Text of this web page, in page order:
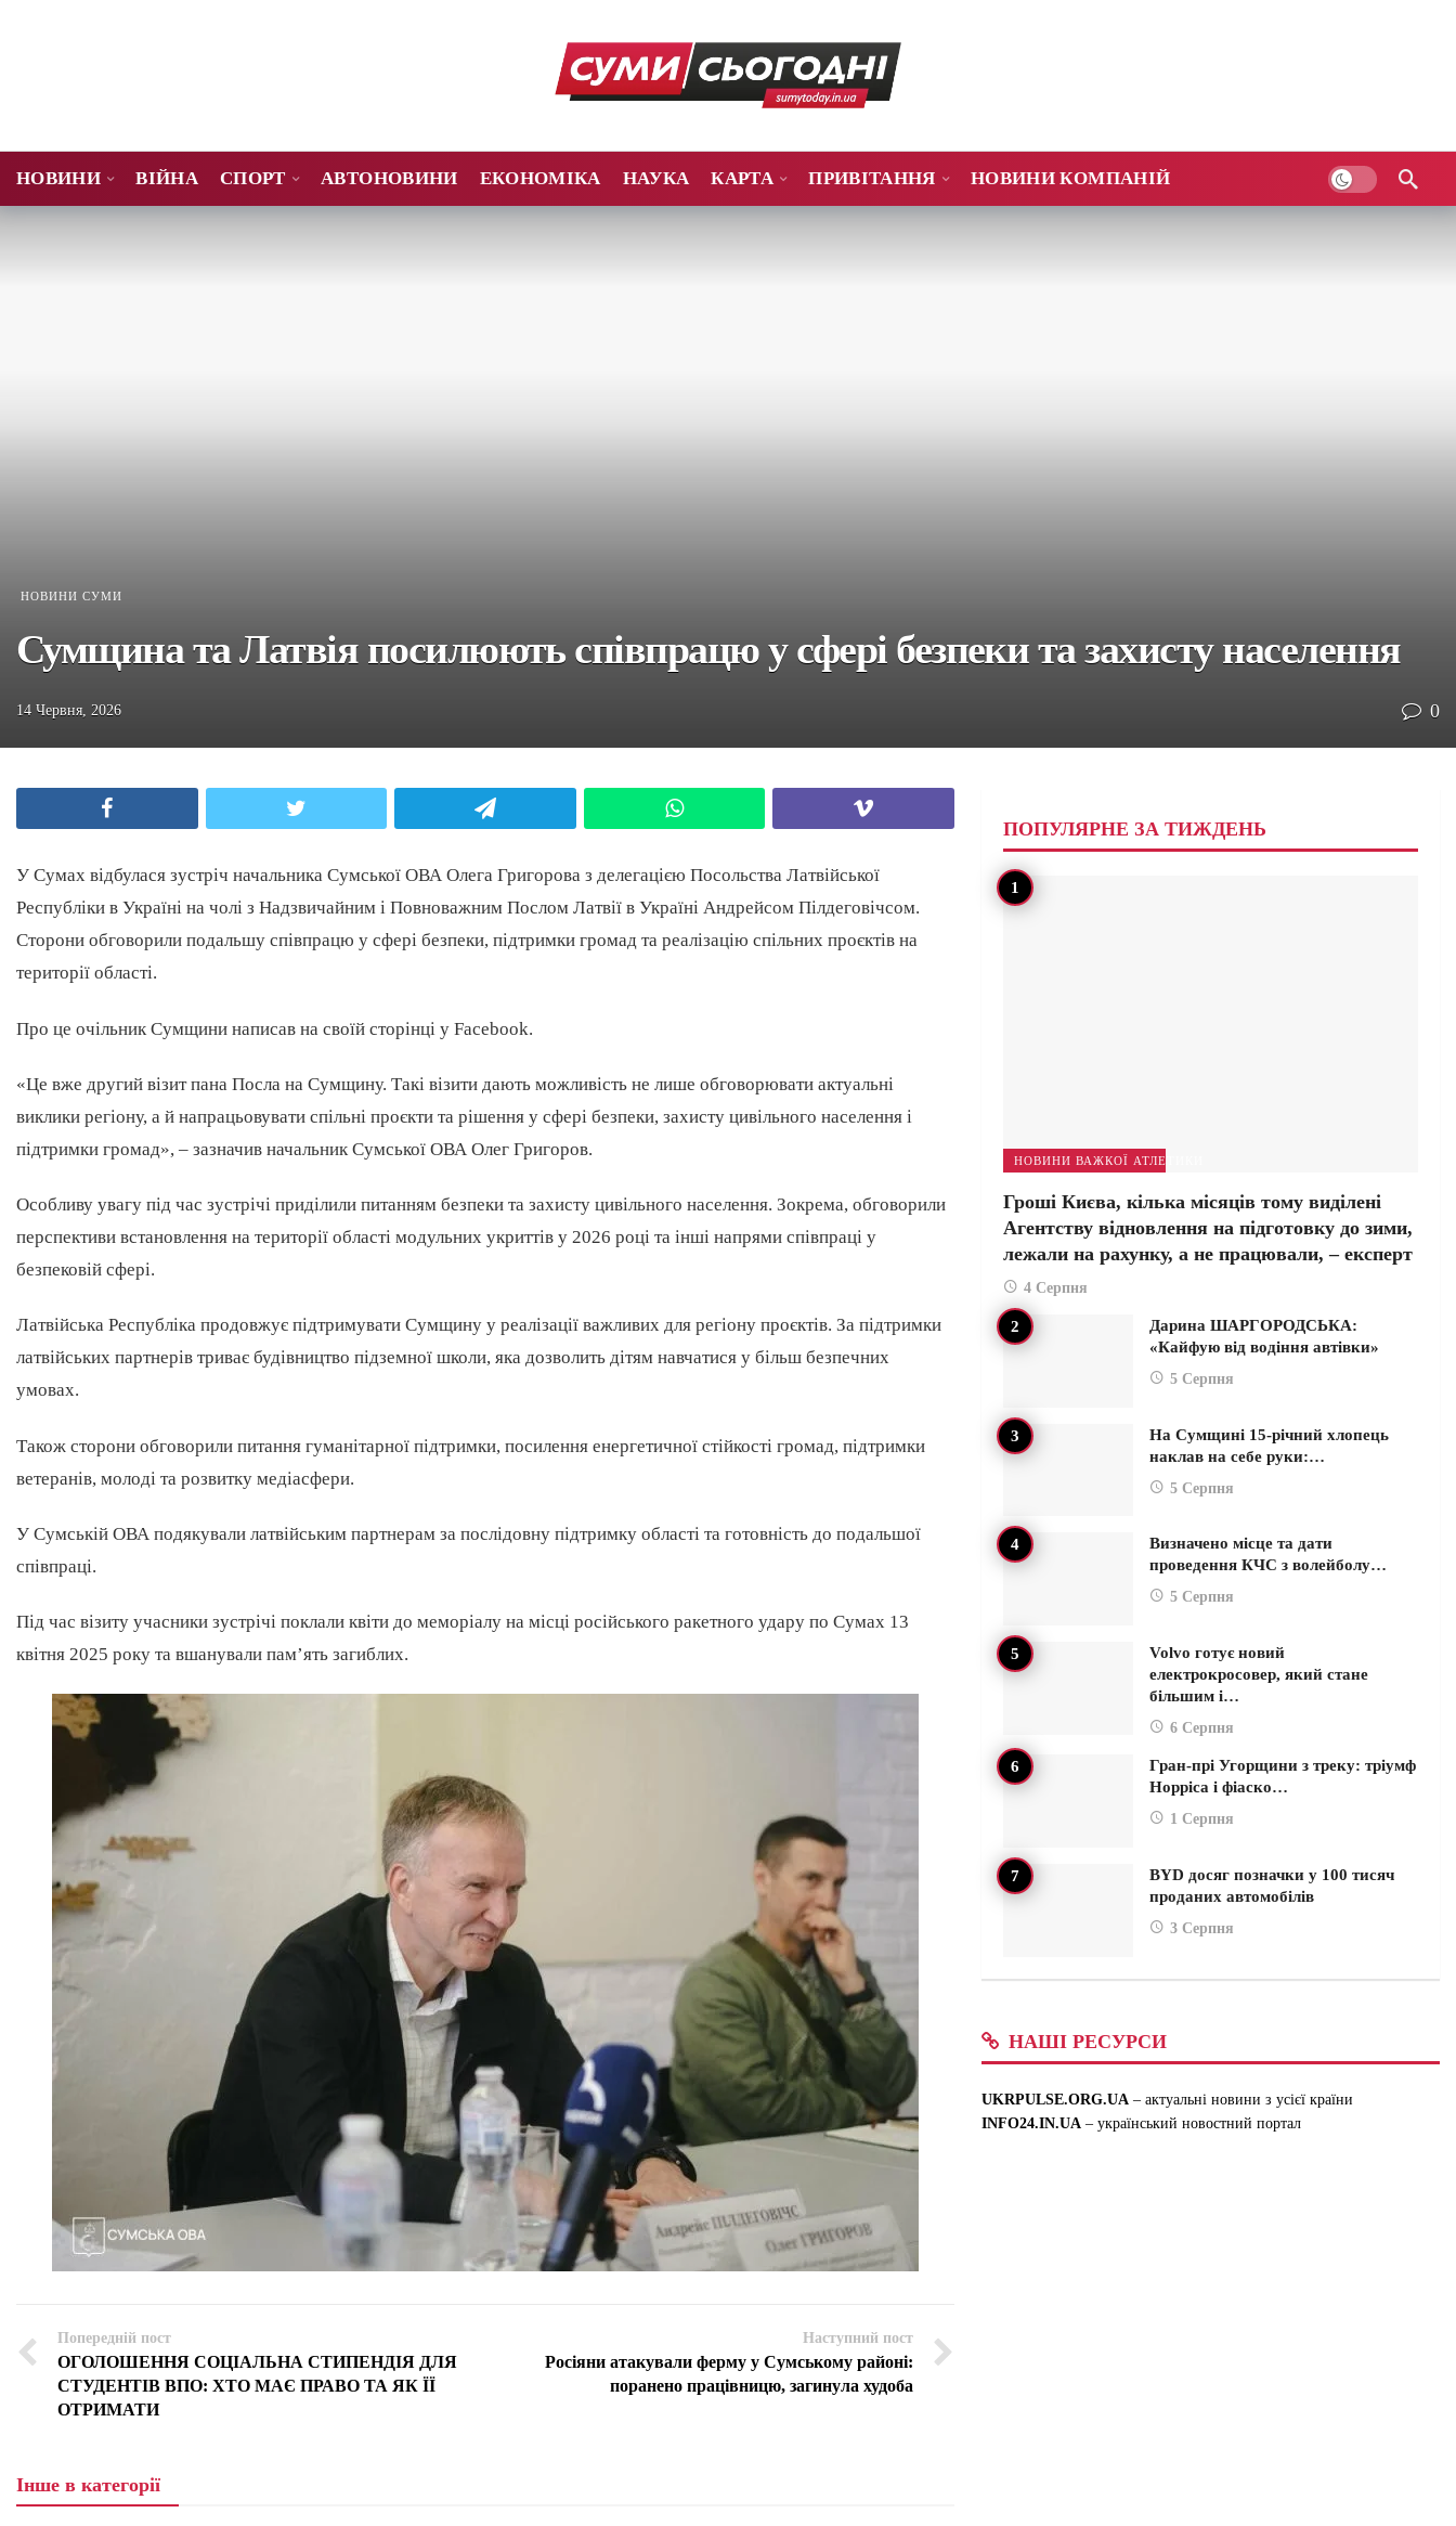
НОВИНИ ВІЙНА СПОРТ АВТОНОВИНИ ЕКОНОМІКА НАУКА КАРТА ПРИВІТАННЯ НОВИНИ КОМПАНІЙ
НОВИНИ СУМИ
Сумщина та Латвія посилюють співпрацю у сфері безпеки та захисту населення
14 Червня, 2026 0
У Сумах відбулася зустріч начальника Сумської ОВА Олега Григорова з делегацією Посольства Латвійської
Республіки в Україні на чолі з Надзвичайним і Повноважним Послом Латвії в Україні Андрейсом Пілдеговічсом.
Сторони обговорили подальшу співпрацю у сфері безпеки, підтримки громад та реалізацію спільних проєктів на
території області.
Про це очільник Сумщини написав на своїй сторінці у Facebook.
«Це вже другий візит пана Посла на Сумщину. Такі візити дають можливість не лише обговорювати актуальні
виклики регіону, а й напрацьовувати спільні проєкти та рішення у сфері безпеки, захисту цивільного населення і
підтримки громад», – зазначив начальник Сумської ОВА Олег Григоров.
Особливу увагу під час зустрічі приділили питанням безпеки та захисту цивільного населення. Зокрема, обговорили
перспективи встановлення на території області модульних укриттів у 2026 році та інші напрями співпраці у
безпековій сфері.
Латвійська Республіка продовжує підтримувати Сумщину у реалізації важливих для регіону проєктів. За підтримки
латвійських партнерів триває будівництво підземної школи, яка дозволить дітям навчатися у більш безпечних
умовах.
Також сторони обговорили питання гуманітарної підтримки, посилення енергетичної стійкості громад, підтримки
ветеранів, молоді та розвитку медіасфери.
У Сумській ОВА подякували латвійським партнерам за послідовну підтримку області та готовність до подальшої
співпраці.
Під час візиту учасники зустрічі поклали квіти до меморіалу на місці російського ракетного удару по Сумах 13
квітня 2025 року та вшанували пам’ять загиблих.
Попередній пост
ОГОЛОШЕННЯ СОЦІАЛЬНА СТИПЕНДІЯ ДЛЯ
СТУДЕНТІВ ВПО: ХТО МАЄ ПРАВО ТА ЯК ЇЇ
ОТРИМАТИ
Наступний пост
Росіяни атакували ферму у Сумському районі:
поранено працівницю, загинула худоба
Інше в категорії
ПОПУЛЯРНЕ ЗА ТИЖДЕНЬ
НОВИНИ ВАЖКОЇ АТЛЕТИКИ
Гроші Києва, кілька місяців тому виділені
Агентству відновлення на підготовку до зими,
лежали на рахунку, а не працювали, – експерт
4 Серпня
Дарина ШАРГОРОДСЬКА:
«Кайфую від водіння автівки»
5 Серпня
На Сумщині 15-річний хлопець
наклав на себе руки:…
5 Серпня
Визначено місце та дати
проведення КЧС з волейболу…
5 Серпня
Volvo готує новий
електрокросовер, який стане
більшим і…
6 Серпня
Гран-прі Угорщини з треку: тріумф
Норріса і фіаско…
1 Серпня
BYD досяг позначки у 100 тисяч
проданих автомобілів
3 Серпня
НАШІ РЕСУРСИ
UKRPULSE.ORG.UA – актуальні новини з усієї країни
INFO24.IN.UA – український новостний портал